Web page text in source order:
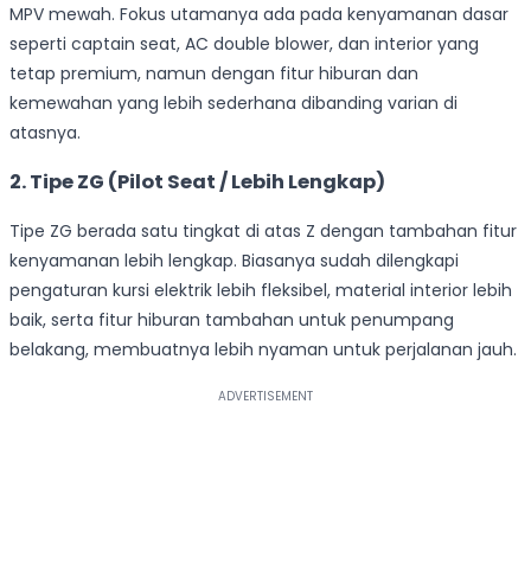
MPV mewah. Fokus utamanya ada pada kenyamanan dasar
seperti captain seat, AC double blower, dan interior yang
tetap premium, namun dengan fitur hiburan dan
kemewahan yang lebih sederhana dibanding varian di
atasnya.
2. Tipe ZG (Pilot Seat / Lebih Lengkap)
Tipe ZG berada satu tingkat di atas Z dengan tambahan fitur
kenyamanan lebih lengkap. Biasanya sudah dilengkapi
pengaturan kursi elektrik lebih fleksibel, material interior lebih
baik, serta fitur hiburan tambahan untuk penumpang
belakang, membuatnya lebih nyaman untuk perjalanan jauh.